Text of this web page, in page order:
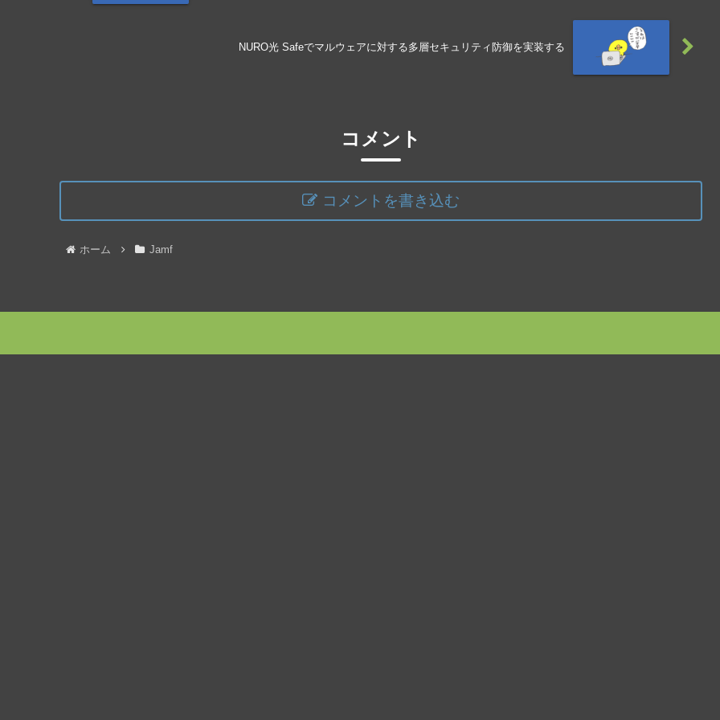
NURO光 Safeでマルウェアに対する多層セキュリティ防御を実装する
コメント
コメントを書き込む
ホーム Jamf